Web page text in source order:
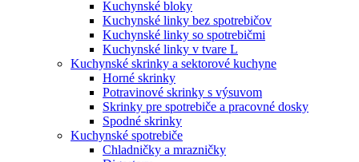
Kuchynské bloky
Kuchynské linky bez spotrebičov
Kuchynské linky so spotrebičmi
Kuchynské linky v tvare L
Kuchynské skrinky a sektorové kuchyne
Horné skrinky
Potravinové skrinky s výsuvom
Skrinky pre spotrebiče a pracovné dosky
Spodné skrinky
Kuchynské spotrebiče
Chladničky a mrazničky